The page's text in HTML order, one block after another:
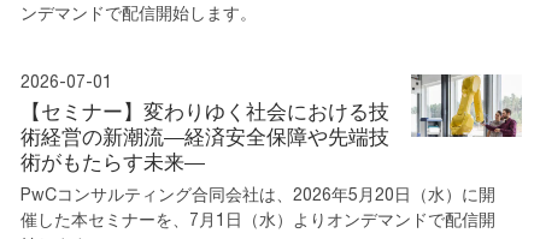
ンデマンドで配信開始します。
2026-07-01
【セミナー】変わりゆく社会における技
術経営の新潮流―経済安全保障や先端技
術がもたらす未来―
PwCコンサルティング合同会社は、2026年5月20日（水）に開
催した本セミナーを、7月1日（水）よりオンデマンドで配信開